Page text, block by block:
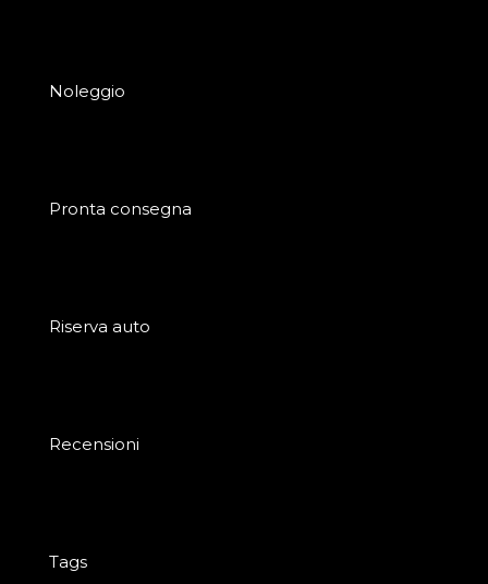
Noleggio
Pronta consegna
Riserva auto
Recensioni
Tags